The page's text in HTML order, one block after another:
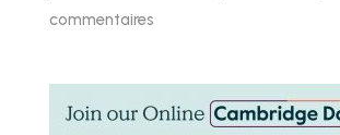
commentaires